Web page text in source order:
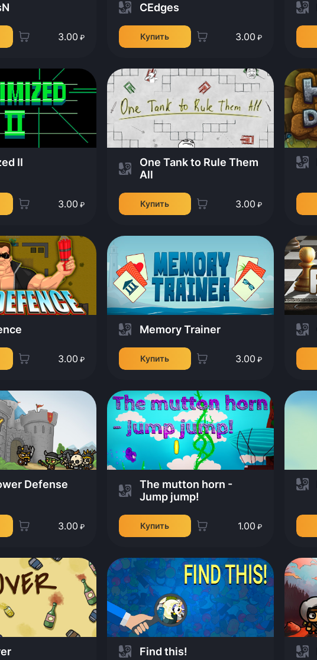
3.00 ₽
CEdges
Купить 3.00 ₽
II
3.00 ₽
One Tank to Rule Them
All
Купить 3.00 ₽
3.00 ₽
Memory Trainer
Купить 3.00 ₽
Defense
3.00 ₽
The mutton horn -
Jump jump!
Купить 1.00 ₽
Find this!